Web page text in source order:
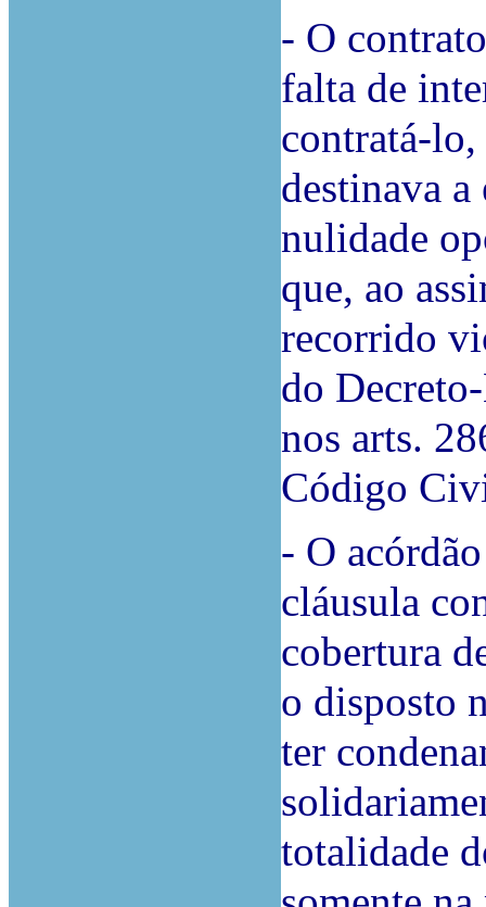
- O
falta de
contratá-
destinava a
nulidade
que, ao
recorrido
do
nos arts.
Código
- O
cláusula
cobertura
o disposto
ter
totalidade